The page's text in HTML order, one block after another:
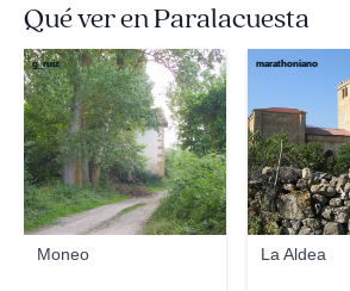
Qué ver en Paralacuesta
Moneo
g_ruiz
La Aldea
marathoniano